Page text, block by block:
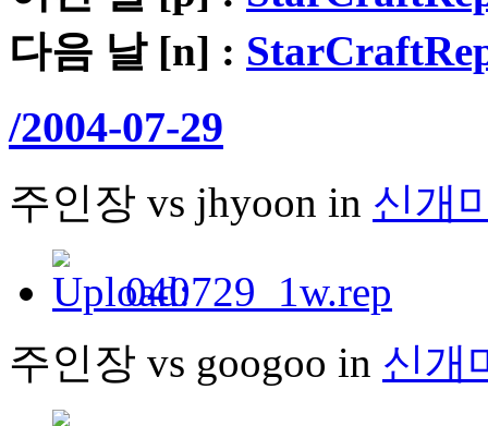
다음 날 [n] :
/2004-07-29
주인장 vs jhyoon in 신개
040729_1w.rep
주인장 vs googoo in 신개